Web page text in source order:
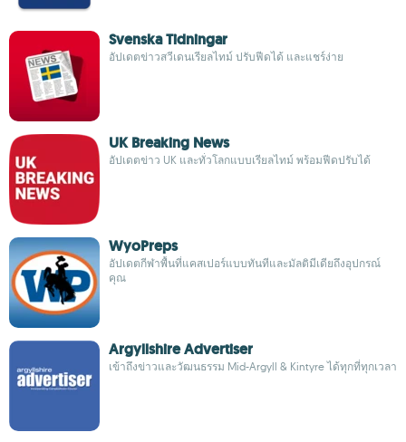
Svenska Tidningar
อัปเดตข่าวสวีเดนเรียลไทม์ ปรับฟีดได้ และแชร์ง่าย
UK Breaking News
อัปเดตข่าว UK และทั่วโลกแบบเรียลไทม์ พร้อมฟีดปรับได้
WyoPreps
อัปเดตกีฬาพื้นที่แคสเปอร์แบบทันทีและมัลติมีเดียถึงอุปกรณ์
คุณ
Argyllshire Advertiser
เข้าถึงข่าวและวัฒนธรรม Mid-Argyll & Kintyre ได้ทุกที่ทุกเวลา